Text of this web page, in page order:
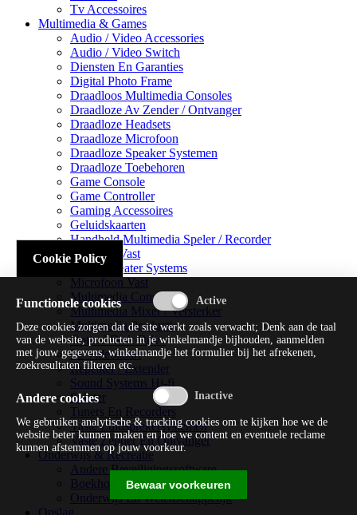
Tv Accessoires
Multimedia & Games
Audio / Video Accessories
Audio / Video Switch
Diensten En Garanties
Digital Photo Frame
Draadloos Multimedia Consoles
Draadloze Av Zender / Ontvanger
Draadloze Headsets
Draadloze Microfoon
Draadloze Speaker Systemen
Draadloze Toebehoren
Game Console
Game Controller
Gaming Accessoires
Geluidskaarten
Handheld Multimedia Speler / Recorder
Headsets Vast
Home Theater Systems
Microfoon Vast
Multimedia Consoles
Multimedia Mixer / Versterker
Multimedia Productie
Optical Disk Drive
Pc Videokaart
Repeater / Extender
Sound Systems Hi-fi
Splitter
Tuners En Recorders
Vaste Luidsprekersystemen
Vaste Zender En Ontvanger
Onderwijs & Recreatie
Andere Beveiligingssoftware
Boekhouding / Financiën
Onderwijs En Wetenschappelijk
Cookie Policy
Functionele cookies
Deze cookies zorgen dat de site werkt zoals verwacht; Denk aan de taal
van de website, producten in je winkelmandje bijhouden, aanmelden
met jouw gegevens, winkelmandje het formulier bij het afrekenen,
zoekresultaten filteren etc.
Andere cookies
We gebruiken analytische & tracking cookies om te kijken hoe we de
website beter kunnen maken en hoe we content en eventuele reclame
kunnen afstemmen op jouw voorkeur.
Bewaar voorkeuren